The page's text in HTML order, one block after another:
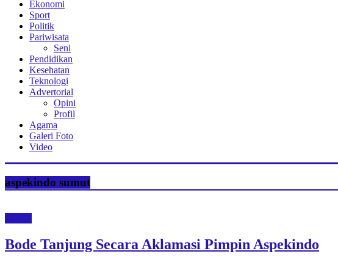
Ekonomi
Sport
Politik
Pariwisata
Seni
Pendidikan
Kesehatan
Teknologi
Advertorial
Opini
Profil
Agama
Galeri Foto
Video
aspekindo sumut
Bode Tanjung Secara Aklamasi Pimpin Aspekindo